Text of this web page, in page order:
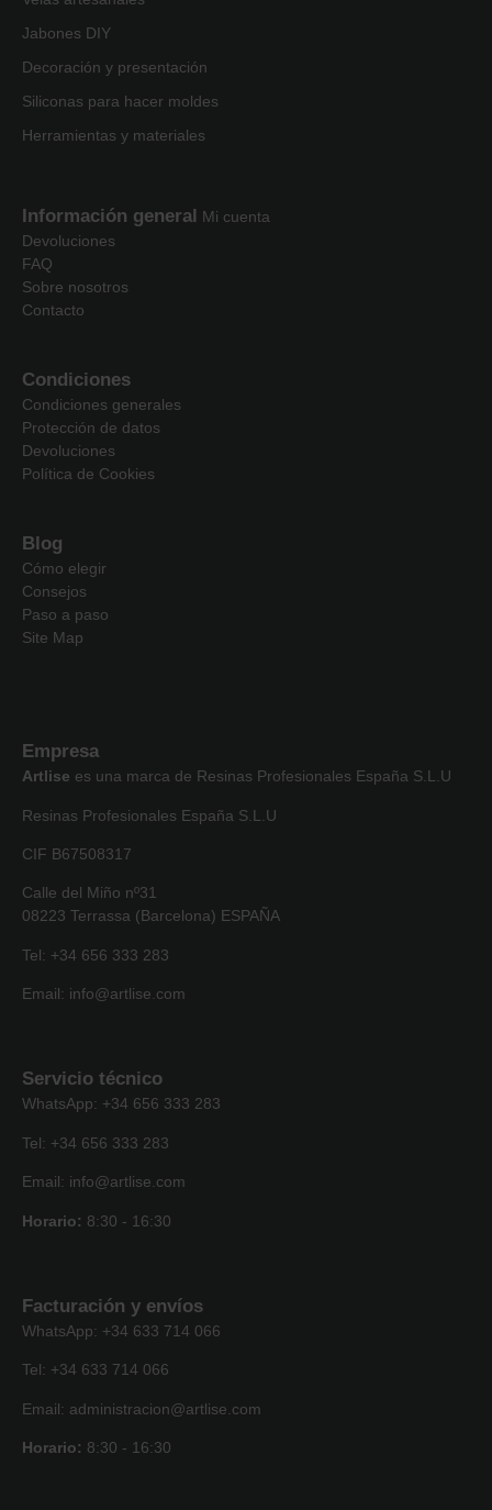
Jabones DIY
Decoración y presentación
Siliconas para hacer moldes
Herramientas y materiales
Información general Mi cuenta
Devoluciones
FAQ
Sobre nosotros
Contacto
Condiciones
Condiciones generales
Protección de datos
Devoluciones
Política de Cookies
Blog
Cómo elegir
Consejos
Paso a paso
Site Map
Empresa
Artlise es una marca de Resinas Profesionales España S.L.U
Resinas Profesionales España S.L.U
CIF B67508317
Calle del Miño nº31
08223 Terrassa (Barcelona) ESPAÑA
Tel: +34 656 333 283
Email: info@artlise.com
Servicio técnico
WhatsApp: +34 656 333 283
Tel: +34 656 333 283
Email: info@artlise.com
Horario: 8:30 - 16:30
Facturación y envíos
WhatsApp: +34 633 714 066
Tel: +34 633 714 066
Email: administracion@artlise.com
Horario: 8:30 - 16:30